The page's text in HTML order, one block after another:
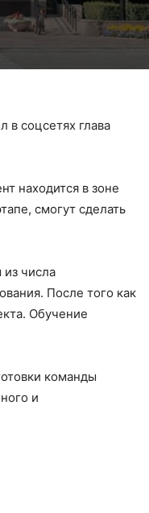
в соцсетях глава
находится в зоне
смогут сделать
числа
После того как
Обучение
команды
и